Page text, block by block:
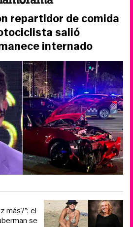
repartidor de comida
salió
internado
más?”: el
se